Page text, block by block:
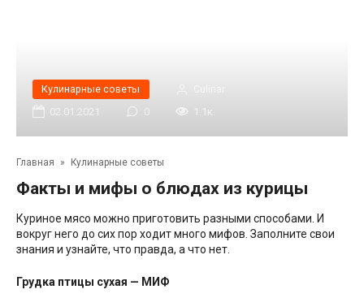
Кулинарные советы
02.01.2021
0 1.1к.
Главная » Кулинарные советы
Факты и мифы о блюдах из курицы
Куриное мясо можно приготовить разными способами. И
вокруг него до сих пор ходит много мифов. Заполните свои
знания и узнайте, что правда, а что нет.
Грудка птицы сухая — МИФ